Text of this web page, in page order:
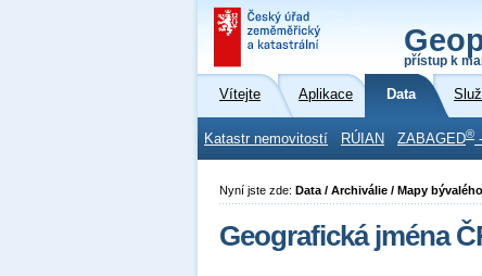
přístup k
Vítejte Aplikace Data
Katastr nemovitostí RÚIAN ZABAGED®
Nyní jste zde: Data / Archiválie / Mapy
Geografická jména